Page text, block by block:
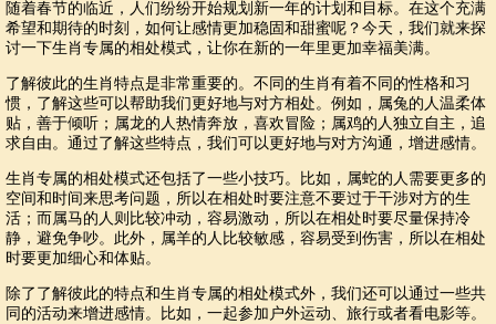
随着春节的临近，人们纷纷开始规划新一年的计划和目标。在这个充满
希望和期待的时刻，如何让感情更加稳固和甜蜜呢？今天，我们就来探
讨一下生肖专属的相处模式，让你在新的一年里更加幸福美满。
了解彼此的生肖特点是非常重要的。不同的生肖有着不同的性格和习
惯，了解这些可以帮助我们更好地与对方相处。例如，属兔的人温柔体
贴，善于倾听；属龙的人热情奔放，喜欢冒险；属鸡的人独立自主，追
求自由。通过了解这些特点，我们可以更好地与对方沟通，增进感情。
生肖专属的相处模式还包括了一些小技巧。比如，属蛇的人需要更多的
空间和时间来思考问题，所以在相处时要注意不要过于干涉对方的生
活；而属马的人则比较冲动，容易激动，所以在相处时要尽量保持冷
静，避免争吵。此外，属羊的人比较敏感，容易受到伤害，所以在相处
时要更加细心和体贴。
除了了解彼此的特点和生肖专属的相处模式外，我们还可以通过一些共
同的活动来增进感情。比如，一起参加户外运动、旅行或者看电影等。